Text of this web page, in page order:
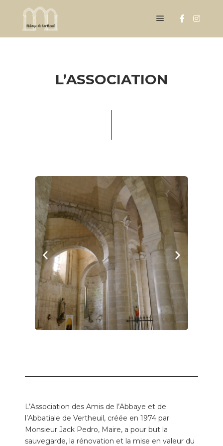
L’ASSOCIATION
L’Association des Amis de l’Abbaye et de
l’Abbatiale de Vertheuil, créée en 1974 par
Monsieur Jack Pedro, Maire, a pour but la
sauvegarde, la rénovation et la mise en valeur du